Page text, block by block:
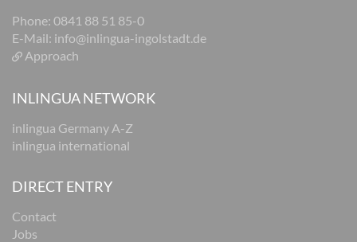
Phone: 0841 88 51 85-0
E-Mail: info@inlingua-ingolstadt.de
Approach
INLINGUA NETWORK
inlingua Germany A-Z
inlingua international
DIRECT ENTRY
Contact
Jobs